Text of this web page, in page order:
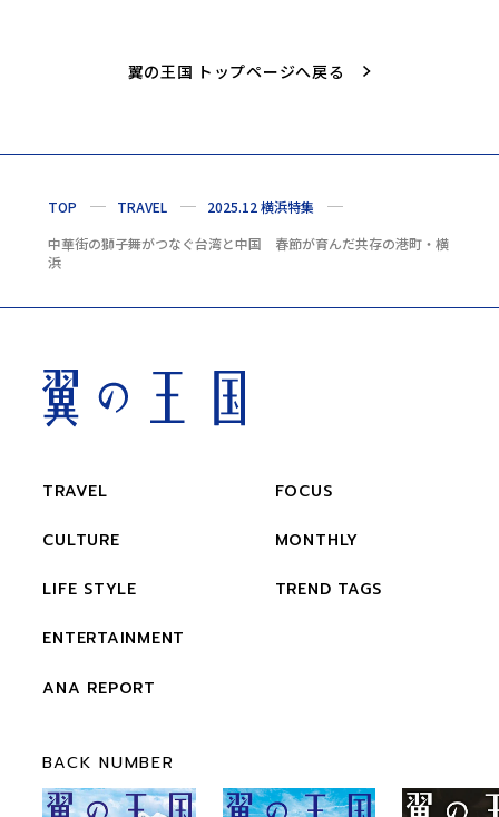
翼の王国 トップページへ戻る
TOP TRAVEL
2025.12 横浜特集
中華街の獅子舞がつなぐ台湾と中国 春節が育んだ共存の港町・横
浜
TRAVEL
CULTURE
LIFE STYLE
ENTERTAINMENT
ANA REPORT
FOCUS
MONTHLY
TREND TAGS
BACK NUMBER